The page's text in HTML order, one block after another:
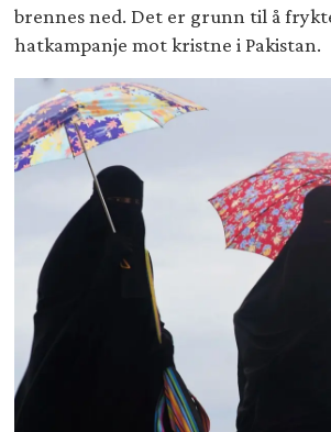
brennes ned. Det er grunn til å
hatkampanje mot kristne i Pakistan.